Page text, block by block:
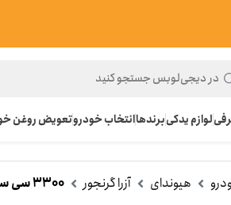
لوازم یدکیبرندهاانتخاب خودروتعویض روغن
هیوندای آزرا گرنجور 3300 سی سی (2006-2010)